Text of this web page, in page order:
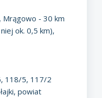
Mrągowo - 30 km
ok. 0,5 km),
118/5, 117/2
powiat